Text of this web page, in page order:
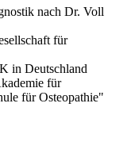
nach Dr. Voll
für
in Deutschland
für
für Osteopathie"